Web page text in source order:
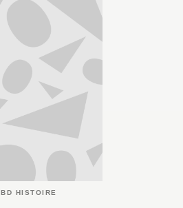
BD HISTOIRE